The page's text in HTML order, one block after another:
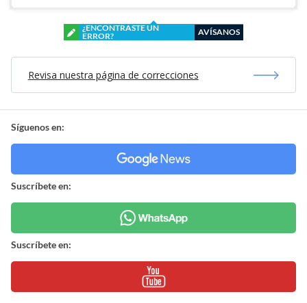
¿ENCONTRASTE UN
ERROR?
AVÍSANOS
Revisa nuestra página de correcciones
Síguenos en:
Suscríbete en:
Suscríbete en: